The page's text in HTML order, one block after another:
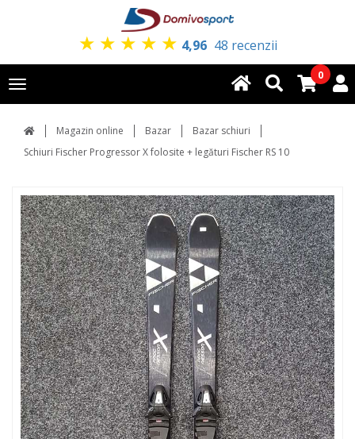
★ ★ ★ ★ ★ 4,96 48 recenzii
Toggle
navigation
0
Magazin online Bazar
Bazar schiuri
Schiuri Fischer Progressor X folosite + legături Fischer RS 10